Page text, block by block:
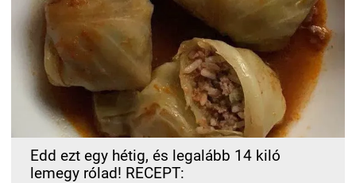
Edd ezt egy hétig, és legalább 14 kiló
lemegy rólad! RECEPT: